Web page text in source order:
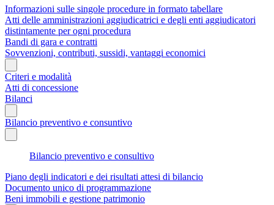
Informazioni sulle singole procedure in formato tabellare
Atti delle amministrazioni aggiudicatrici e degli enti aggiudicatori
distintamente per ogni procedura
Bandi di gara e contratti
Sovvenzioni, contributi, sussidi, vantaggi economici
Criteri e modalità
Atti di concessione
Bilanci
Bilancio preventivo e consuntivo
Bilancio preventivo e consultivo
Piano degli indicatori e dei risultati attesi di bilancio
Documento unico di programmazione
Beni immobili e gestione patrimonio